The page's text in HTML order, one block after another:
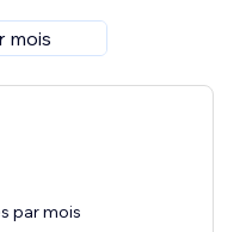
mois
par mois